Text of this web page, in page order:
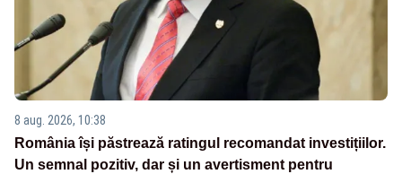
8 aug. 2026, 10:38
România își păstrează ratingul recomandat investițiilor.
Un semnal pozitiv, dar și un avertisment pentru